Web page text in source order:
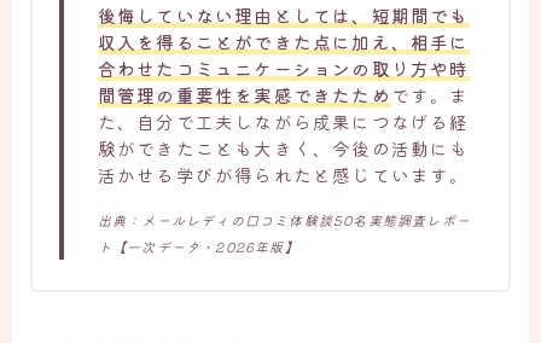
後悔していない理由としては、短期間でも
収入を得ることができた点に加え、相手に
合わせたコミュニケーションの取り方や時
間管理の重要性を実感できたため です。ま
た、自分で工夫しながら成果につなげる経
験ができたことも大きく、今後の活動にも
活かせる学びが得られたと感じています。
出典：メールレディの口コミ体験談50名実態調査レポー
ト【一次データ・2026年版】